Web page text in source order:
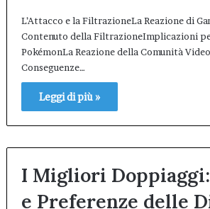
L’Attacco e la FiltrazioneLa Reazione di
Contenuto della FiltrazioneImplicazioni
PokémonLa Reazione della Comunità
Conseguenze…
Leggi di più »
I Migliori
e Preferenze delle